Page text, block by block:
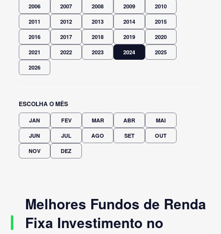
2006 2007 2008 2009 2010
2011 2012 2013 2014 2015
2016 2017 2018 2019 2020
2021 2022 2023 2024 2025
2026
ESCOLHA O MÊS
JAN FEV MAR ABR MAI
JUN JUL AGO SET OUT
NOV DEZ
Melhores Fundos de Renda
Fixa Investimento no